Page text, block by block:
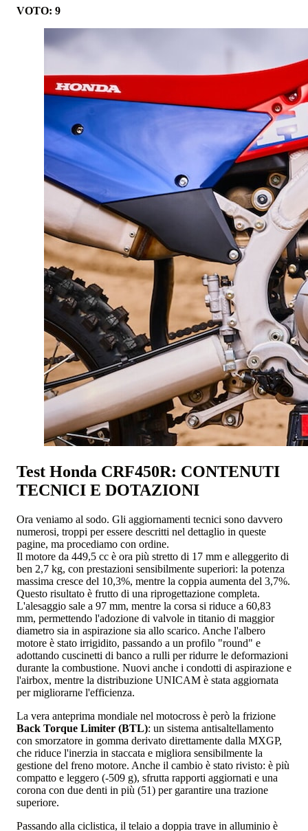
VOTO: 9
Test Honda CRF450R: CONTENUTI
TECNICI E DOTAZIONI
Ora veniamo al sodo. Gli aggiornamenti tecnici sono davvero
numerosi, troppi per essere descritti nel dettaglio in queste
pagine, ma procediamo con ordine.
Il motore da 449,5 cc è ora più stretto di 17 mm e alleggerito di
ben 2,7 kg, con prestazioni sensibilmente superiori: la potenza
massima cresce del 10,3%, mentre la coppia aumenta del 3,7%.
Questo risultato è frutto di una riprogettazione completa.
L'alesaggio sale a 97 mm, mentre la corsa si riduce a 60,83
mm, permettendo l'adozione di valvole in titanio di maggior
diametro sia in aspirazione sia allo scarico. Anche l'albero
motore è stato irrigidito, passando a un profilo "round" e
adottando cuscinetti di banco a rulli per ridurre le deformazioni
durante la combustione. Nuovi anche i condotti di aspirazione e
l'airbox, mentre la distribuzione UNICAM è stata aggiornata
per migliorarne l'efficienza.
La vera anteprima mondiale nel motocross è però la frizione
Back Torque Limiter (BTL): un sistema antisaltellamento
con smorzatore in gomma derivato direttamente dalla MXGP,
che riduce l'inerzia in staccata e migliora sensibilmente la
gestione del freno motore. Anche il cambio è stato rivisto: è più
compatto e leggero (-509 g), sfrutta rapporti aggiornati e una
corona con due denti in più (51) per garantire una trazione
superiore.
Passando alla ciclistica, il telaio a doppia trave in alluminio è